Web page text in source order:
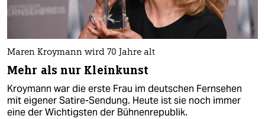
Maren Kroymann wird 70 Jahre alt
Mehr als nur Kleinkunst
Kroymann war die erste Frau im deutschen Fernsehen
mit eigener Satire-Sendung. Heute ist sie noch immer
eine der Wichtigsten der Bühnenrepublik.